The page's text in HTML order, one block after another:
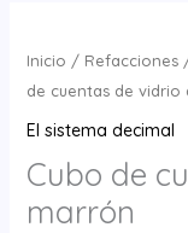
Inicio / Refacciones
de cuentas de vidrio
El sistema decimal
Cubo de
marrón
de
cuentas
de
8: